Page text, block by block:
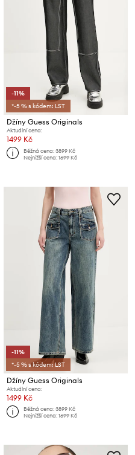
-11%
*-5 % s kódem: LST
Džíny Guess Originals
Aktuální cena:
1499 Kč
Běžná cena:3899 Kč
Nejnižší cena:1699 Kč
-11%
*-5 % s kódem: LST
Džíny Guess Originals
Aktuální cena:
1499 Kč
Běžná cena:3899 Kč
Nejnižší cena:1699 Kč